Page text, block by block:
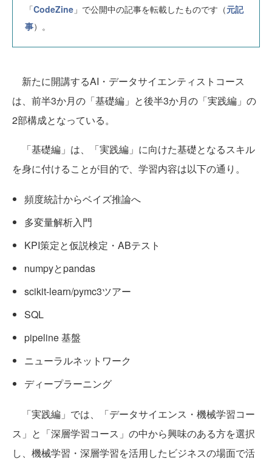
「CodeZine 」で公開中の記事を転載したものです（元記
事）。
新たに開講するAI・データサイエンティストコース
は、前半3か月の「基礎編」と後半3か月の「実践編」の
2部構成となっている。
「基礎編」は、「実践編」に向けた基礎となるスキル
を身に付けることが目的で、学習内容は以下の通り。
頻度統計からベイズ推論へ
多変量解析入門
KPI策定と仮説検定・ABテスト
numpyとpandas
scikit-learn/pymc3ツアー
SQL
pipeline 基盤
ニューラルネットワーク
ディープラーニング
「実践編」では、「データサイエンス・機械学習コー
ス」と「深層学習コース」の中から興味のある方を選択
し、機械学習・深層学習を活用したビジネスの場面で活